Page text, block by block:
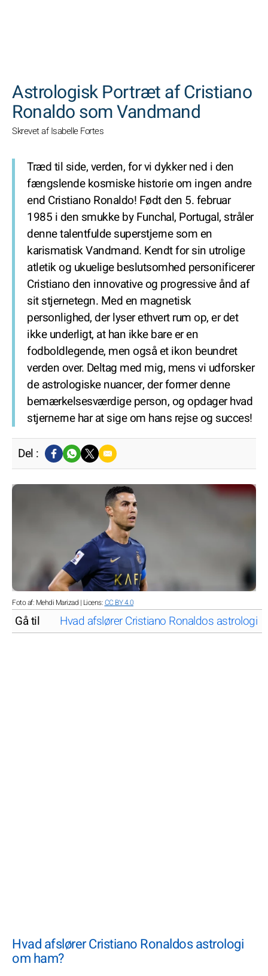
Astrologisk Portræt af Cristiano
Ronaldo som Vandmand
Skrevet af Isabelle Fortes
Træd til side, verden, for vi dykker ned i den
fængslende kosmiske historie om ingen andre
end Cristiano Ronaldo! Født den 5. februar
1985 i den smukke by Funchal, Portugal, stråler
denne talentfulde superstjerne som en
karismatisk Vandmand. Kendt for sin utrolige
atletik og ukuelige beslutsomhed personificerer
Cristiano den innovative og progressive ånd af
sit stjernetegn. Med en magnetisk
personlighed, der lyser ethvert rum op, er det
ikke underligt, at han ikke bare er en
fodboldlegende, men også et ikon beundret
verden over. Deltag med mig, mens vi udforsker
de astrologiske nuancer, der former denne
bemærkelsesværdige person, og opdager hvad
stjernerne har at sige om hans rejse og succes!
Del :
Foto af: Mehdi Marizad | Licens:CC BY 4.0
Gå til Hvad afslører Cristiano Ronaldos astrologi
Hvad afslører Cristiano Ronaldos astrologi
om ham?